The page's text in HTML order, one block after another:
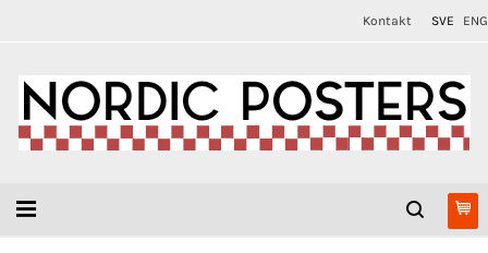
Kontakt SVE ENG